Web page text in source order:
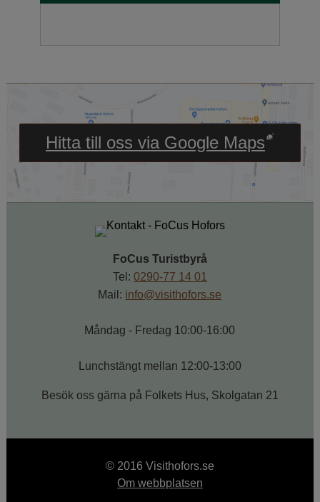
Hitta till oss via Google Maps
Länk till annan
FoCus Turistbyrå
Tel: 0290-77 14 01
Mail: info@visithofors.se
Måndag - Fredag 10:00-16:00
Lunchstängt mellan 12:00-13:00
Besök oss gärna på Folkets Hus, Skolgatan 21
© 2016 Visithofors.se
Om webbplatsen